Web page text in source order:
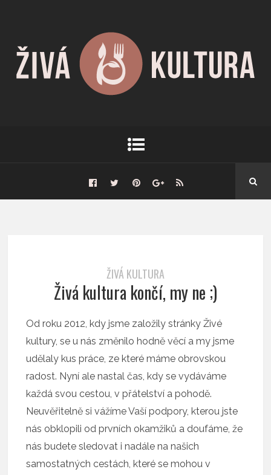
ŽIVÁ KULTURA
Živá kultura končí, my ne ;)
Od roku 2012, kdy jsme založily stránky Živé
kultury, se u nás změnilo hodně věcí a my jsme
udělaly kus práce, ze které máme obrovskou
radost. Nyní ale nastal čas, kdy se vydáváme
každá svou cestou, v přátelství a pohodě.
Neuvěřitelně si vážíme Vaší podpory, kterou jste
nás obklopili od prvních okamžiků a doufáme, že
nás budete sledovat i nadále na našich
samostatných cestách, které se mohou v